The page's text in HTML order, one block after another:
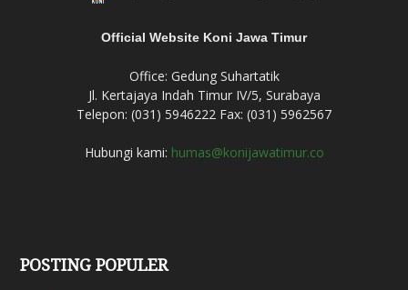
Official Website Koni Jawa Timur
Office: Gedung Suhartatik
Jl. Kertajaya Indah Timur IV/5, Surabaya
Telepon: (031) 5946222 Fax: (031) 5962567
Hubungi kami: humas@konijawatimur.co
POSTING POPULER